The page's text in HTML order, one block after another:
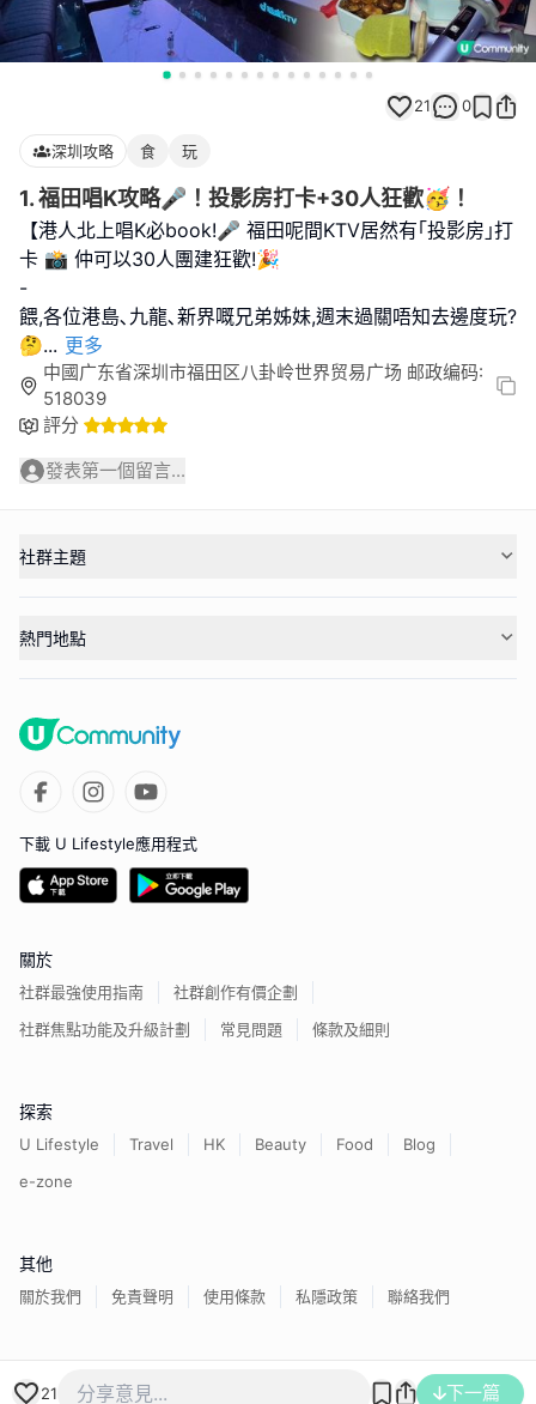
21 0
深圳攻略 食 玩
1. 福田唱K攻略🎤！投影房打卡+30人狂歡🥳！
【港人北上唱K必book!🎤 福田呢間KTV居然有｢投影房｣打
卡 📸 仲可以30人團建狂歡!🎉
-
餵,各位港島､九龍､新界嘅兄弟姊妹,週末過關唔知去邊度玩?
🤔... 更多
中國广东省深圳市福田区八卦岭世界贸易广场 邮政编码:
518039
評分
發表第一個留言...
21 下一篇
社群主題
熱門地點
下載 U Lifestyle應用程式
關於
社群最強使用指南
社群創作有價企劃
社群焦點功能及升級計劃
常見問題 條款及細則
探索
U Lifestyle Travel HK Beauty Food
Blog
e-zone
其他
關於我們 免責聲明 使用條款 私隱政策 聯絡我們
香港經濟日報版權所有©